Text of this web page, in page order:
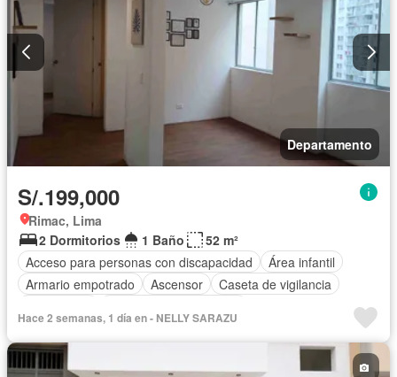
Departamento
S/.199,000
Rimac, Lima
2 Dormitorios
1 Baño
52 m²
Acceso para personas con discapacidad
Área infantil
Armario empotrado
Ascensor
Caseta de vigilancia
Hace 2 semanas, 1 día en - NELLY SARAZU